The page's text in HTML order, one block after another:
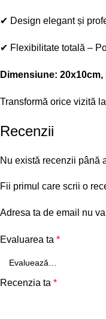
✔ Design elegant și
✔ Flexibilitate totală –
Dimensiune:
Transformă orice vizită
Recenzii
Nu există recenzii până
Fii primul care scrii o
Adresa ta de email nu
Evaluarea ta *
Recenzia ta *